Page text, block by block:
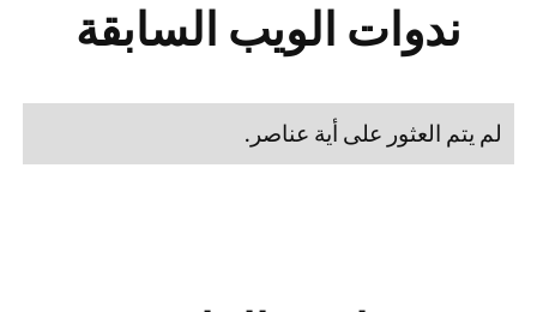
ندوات الويب السابقة
لم يتم العثور على أية عناصر.